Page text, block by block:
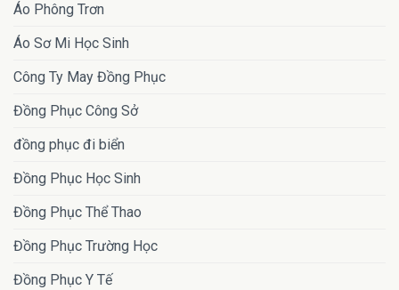
Áo Phông Trơn
Áo Sơ Mi Học Sinh
Công Ty May Đồng Phục
Đồng Phục Công Sở
đồng phục đi biển
Đồng Phục Học Sinh
Đồng Phục Thể Thao
Đồng Phục Trường Học
Đồng Phục Y Tế